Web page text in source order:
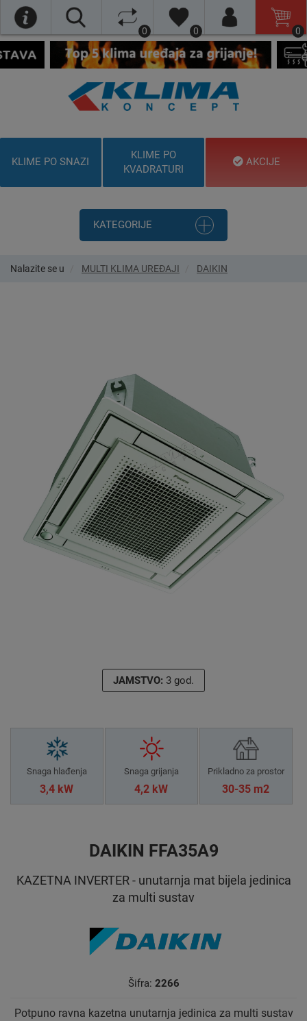
0 0 0
KLIME PO SNAZI
KLIME PO
KVADRATURI
AKCIJE
KATEGORIJE
Nalazite se u MULTI KLIMA UREĐAJI DAIKIN
JAMSTVO: 3 god.
Snaga hlađenja
3,4 kW
Snaga grijanja
4,2 kW
Prikladno za prostor
30-35 m2
DAIKIN FFA35A9
KAZETNA INVERTER - unutarnja mat bijela jedinica
za multi sustav
Šifra: 2266
Potpuno ravna kazetna unutarnja jedinica za multi sustav